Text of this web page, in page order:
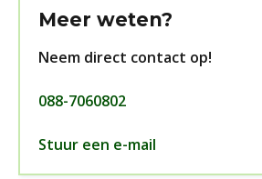
Meer weten?
Neem direct contact op!
088-7060802
Stuur een e-mail